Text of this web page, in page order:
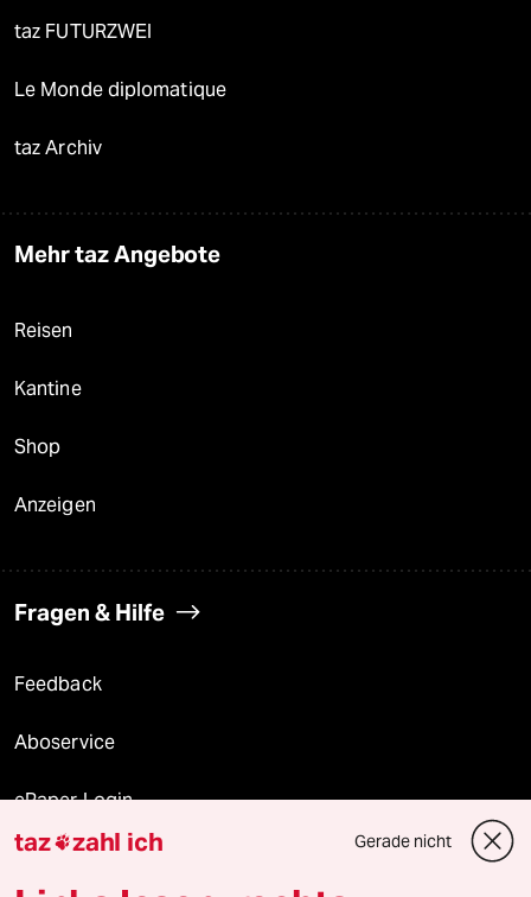
taz FUTURZWEI
Le Monde diplomatique
taz Archiv
Mehr taz Angebote
Reisen
Kantine
Shop
Anzeigen
Fragen & Hilfe
Feedback
Aboservice
ePaper Login
Downloads für Abonnierende
taz zahl ich Gerade nicht